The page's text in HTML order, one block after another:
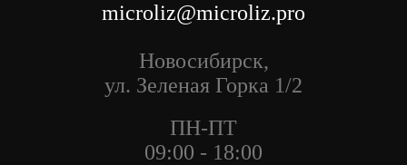
microliz@microliz.pro
Новосибирск,
ул. Зеленая Горка 1/2
ПН-ПТ
09:00 - 18:00